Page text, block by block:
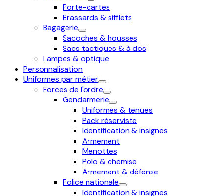
Porte-cartes
Brassards & sifflets
Bagagerie
Sacoches & housses
Sacs tactiques & à dos
Lampes & optique
Personnalisation
Uniformes par métier
Forces de l'ordre
Gendarmerie
Uniformes & tenues
Pack réserviste
Identification & insignes
Armement
Menottes
Polo & chemise
Armement & défense
Police nationale
Identification & insignes